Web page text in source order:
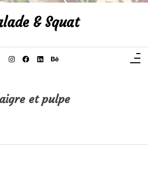
& Squat
et pulpe